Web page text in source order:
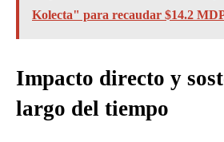
Kolecta" para recaudar $14.2
Impacto directo y
largo del tiempo